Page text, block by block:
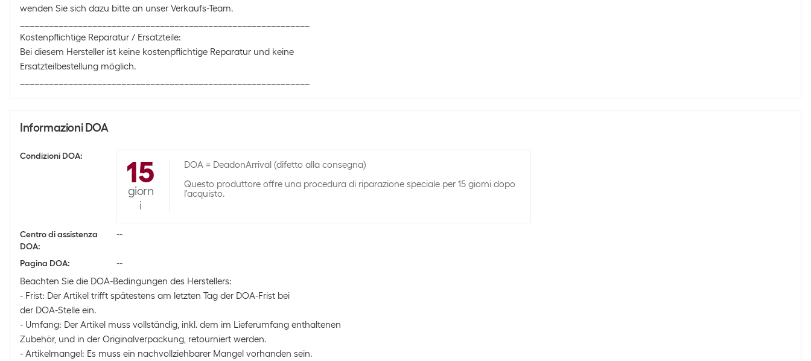
wenden Sie sich dazu bitte an unser Verkaufs-Team.
Kostenpflichtige Reparatur / Ersatzteile:
Bei diesem Hersteller ist keine kostenpflichtige Reparatur und keine
Ersatzteilbestellung möglich.
Informazioni DOA
Condizioni DOA: 15
giorn
i
DOA = DeadonArrival (difetto alla consegna)
Questo produttore offre una procedura di riparazione speciale per 15 giorni dopo
l'acquisto.
Centro di assistenza
DOA:
--
Pagina DOA:
--
Beachten Sie die DOA-Bedingungen des Herstellers:
- Frist: Der Artikel trifft spätestens am letzten Tag der DOA-Frist bei
der DOA-Stelle ein.
- Umfang: Der Artikel muss vollständig, inkl. dem im Lieferumfang enthaltenen
Zubehör, und in der Originalverpackung, retourniert werden.
- Artikelmangel: Es muss ein nachvollziehbarer Mangel vorhanden sein.